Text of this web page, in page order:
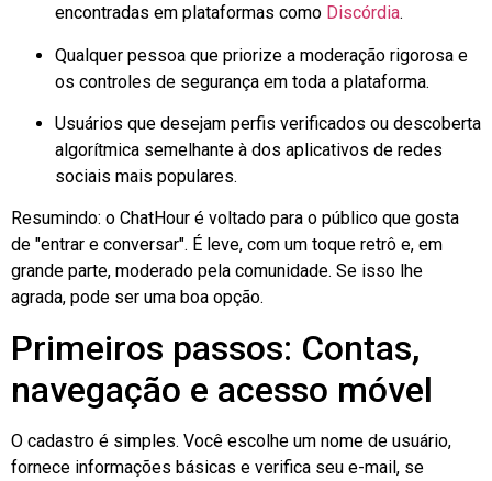
encontradas em plataformas como Discórdia.
Qualquer pessoa que priorize a moderação rigorosa e
os controles de segurança em toda a plataforma.
Usuários que desejam perfis verificados ou descoberta
algorítmica semelhante à dos aplicativos de redes
sociais mais populares.
Resumindo: o ChatHour é voltado para o público que gosta
de "entrar e conversar". É leve, com um toque retrô e, em
grande parte, moderado pela comunidade. Se isso lhe
agrada, pode ser uma boa opção.
Primeiros passos: Contas,
navegação e acesso móvel
O cadastro é simples. Você escolhe um nome de usuário,
fornece informações básicas e verifica seu e-mail, se